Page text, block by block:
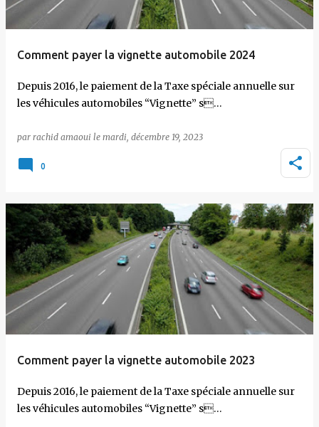
Comment payer la vignette automobile 2024
Depuis 2016, le paiement de la Taxe spéciale annuelle sur
les véhicules automobiles “Vignette” s…
par rachid amaoui le mardi, décembre 19, 2023
0
Comment payer la vignette automobile 2023
Depuis 2016, le paiement de la Taxe spéciale annuelle sur
les véhicules automobiles “Vignette” s…